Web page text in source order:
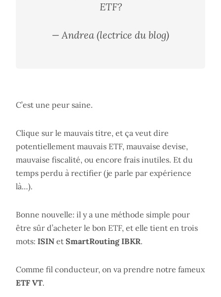
ETF?
— Andrea (lectrice du blog)
C’est une peur saine.
Clique sur le mauvais titre, et ça veut dire
potentiellement mauvais ETF, mauvaise devise,
mauvaise fiscalité, ou encore frais inutiles. Et du
temps perdu à rectifier (je parle par expérience
là…).
Bonne nouvelle: il y a une méthode simple pour
être sûr d’acheter le bon ETF, et elle tient en trois
mots: ISIN et SmartRouting IBKR.
Comme fil conducteur, on va prendre notre fameux
ETF VT.